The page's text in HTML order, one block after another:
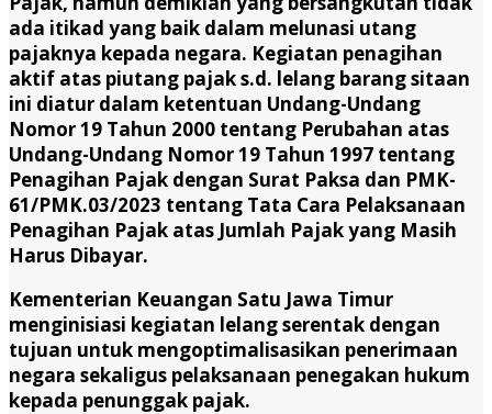
ada itikad yang baik dalam melunasi utang
pajaknya kepada negara. Kegiatan penagihan
aktif atas piutang pajak s.d. lelang barang sitaan
ini diatur dalam ketentuan Undang-Undang
Nomor 19 Tahun 2000 tentang Perubahan atas
Undang-Undang Nomor 19 Tahun 1997 tentang
Penagihan Pajak dengan Surat Paksa dan PMK-
61/PMK.03/2023 tentang Tata Cara Pelaksanaan
Penagihan Pajak atas Jumlah Pajak yang Masih
Harus Dibayar.
Kementerian Keuangan Satu Jawa Timur
menginisiasi kegiatan lelang serentak dengan
tujuan untuk mengoptimalisasikan penerimaan
negara sekaligus pelaksanaan penegakan hukum
kepada penunggak pajak.